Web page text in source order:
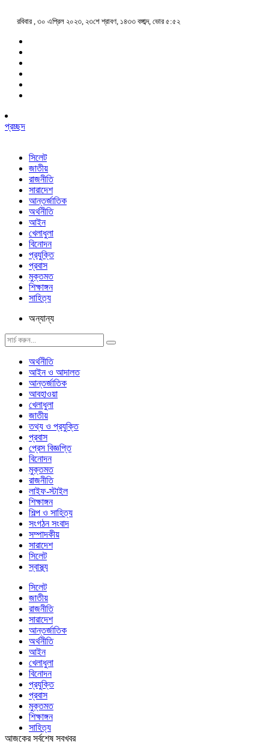
রবিবার , ৩০ এপ্রিল ২০২৩, ২৩শে শ্রাবণ, ১৪৩৩ বঙ্গাব্দ, ভোর ৫:৫২
প্রচ্ছদ
সিলেট
জাতীয়
রাজনীতি
সারাদেশ
আন্তর্জাতিক
অর্থনীতি
আইন
খেলাধুলা
বিনোদন
প্রযুক্তি
প্রবাস
মুক্তমত
শিক্ষাঙ্গন
সাহিত্য
অন্যান্য
অর্থনীতি
আইন ও আদালত
আন্তর্জাতিক
আবহাওয়া
খেলাধুলা
জাতীয়
তথ্য ও প্রযুক্তি
প্রবাস
প্রেস বিজ্ঞপ্তি
বিনোদন
মুক্তমত
রাজনীতি
লাইফ-স্টাইল
শিক্ষাঙ্গন
শিল্প ও সাহিত্য
সংগঠন সংবাদ
সম্পাদকীয়
সারাদেশ
সিলেট
স্বাস্থ্য
সিলেট
জাতীয়
রাজনীতি
সারাদেশ
আন্তর্জাতিক
অর্থনীতি
আইন
খেলাধুলা
বিনোদন
প্রযুক্তি
প্রবাস
মুক্তমত
শিক্ষাঙ্গন
সাহিত্য
আজকের সর্বশেষ সবখবর